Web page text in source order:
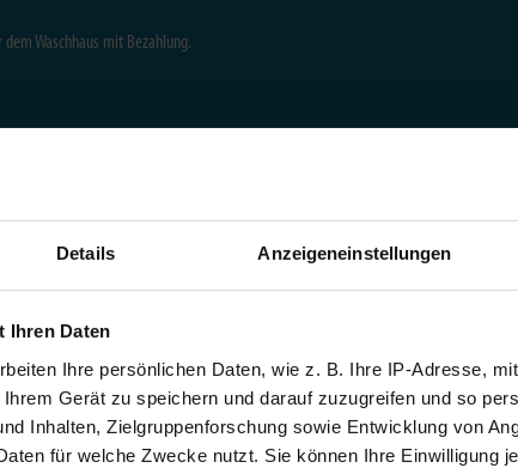
Details Anzeigeneinstellungen
Ihren Daten
Ihre persönlichen Daten, wie z. B. Ihre IP-Adresse,
Gerät zu speichern und darauf zuzugreifen und so
Inhalten, Zielgruppenforschung sowie Entwicklung von
für welche Zwecke nutzt. Sie können Ihre Einwilligung
Waschhaus mit Bezahlung.